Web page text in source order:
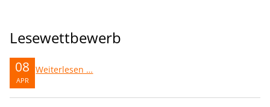
Lesewettbewerb
08
APR
Weiterlesen …